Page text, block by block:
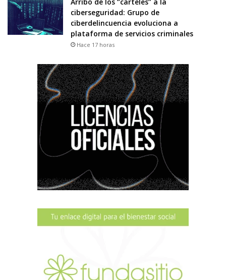
ciberseguridad: Grupo de
ciberdelincuencia evoluciona a
plataforma de servicios criminales
Hace 17 horas